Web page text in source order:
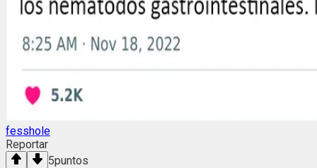
fesshole
Reportar
5puntos